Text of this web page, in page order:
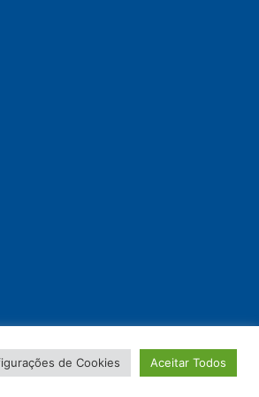
de Cookies Aceitar Todos